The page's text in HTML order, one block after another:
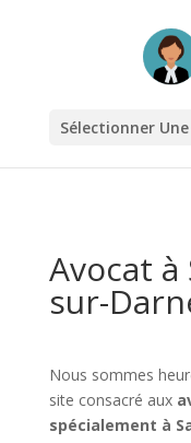
Sélectionner
Avocat à
sur-
Nous sommes
site consacré aux
spécialement à